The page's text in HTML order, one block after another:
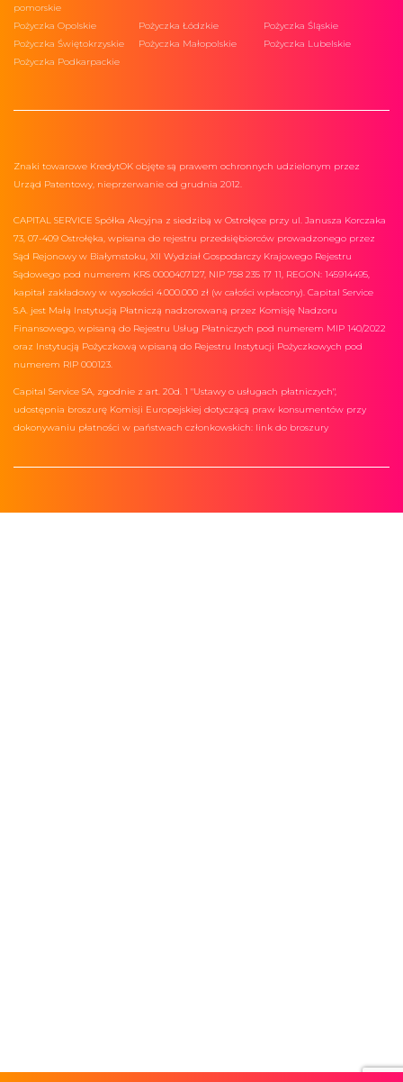
pomorskie
Pożyczka Opolskie Pożyczka Łódzkie
Pożyczka Śląskie
Pożyczka Świętokrzyskie
Pożyczka Małopolskie
Pożyczka Lubelskie
Pożyczka Podkarpackie
Znaki towarowe KredytOK objęte są prawem ochronnych udzielonym przez
Urząd Patentowy, nieprzerwanie od grudnia 2012.
CAPITAL SERVICE Spółka Akcyjna z siedzibą w Ostrołęce przy ul. Janusza Korczaka
73, 07-409 Ostrołęka, wpisana do rejestru przedsiębiorców prowadzonego przez
Sąd Rejonowy w Białymstoku, XII Wydział Gospodarczy Krajowego Rejestru
Sądowego pod numerem KRS 0000407127, NIP 758 235 17 11, REGON: 145914495,
kapitał zakładowy w wysokości 4.000.000 zł (w całości wpłacony). Capital Service
S.A. jest Małą Instytucją Płatniczą nadzorowaną przez Komisję Nadzoru
Finansowego, wpisaną do Rejestru Usług Płatniczych pod numerem MIP 140/2022
oraz Instytucją Pożyczkową wpisaną do Rejestru Instytucji Pożyczkowych pod
numerem RIP 000123.
Capital Service SA, zgodnie z art. 20d. 1 "Ustawy o usługach płatniczych",
udostępnia broszurę Komisji Europejskiej dotyczącą praw konsumentów przy
dokonywaniu płatności w państwach członkowskich: link do broszury